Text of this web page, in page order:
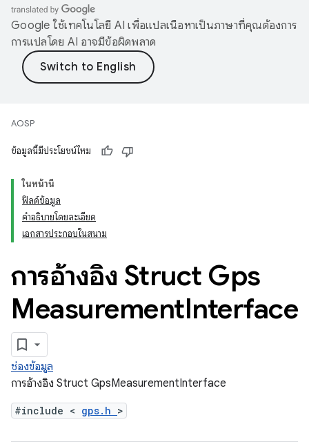
Google ใช้เทคโนโลยี AI เพื่อแปลเนื้อหาเป็นภาษาที่คุณต้องการ
การแปลโดย AI อาจมีข้อผิดพลาด
AOSP
ข้อมูลนี้มีประโยชน์ไหม
ในหน้านี้
ฟิลด์ข้อมูล
คำอธิบายโดยละเอียด
เอกสารประกอบในสนาม
การอ้างอิง Struct Gps
MeasurementInterface
ช่องข้อมูล
การอ้างอิง Struct GpsMeasurementInterface
#include < gps.h >